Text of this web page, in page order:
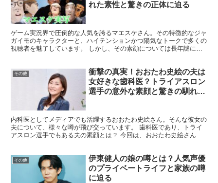
れた素性と驚きの正体に迫る
ゲーム実況界で圧倒的な人気を誇るマエスケさん。その特徴的なジャ
ガイモのキャラクターと、ハイテンションかつ陽気なトークで多くの
視聴者を魅了しています。 しかし、その素顔については長年謎に包
その他
衝撃の真実！おおたわ史絵の夫は
女好きな歯科医？トライアスロン
選手の意外な素顔と驚きの馴れ初
内科医としてメディアでも活躍するおおたわ史絵さん。そんな彼女の
夫について、様々な噂が飛び交っています。 歯科医であり、トライ
アスロン選手でもある夫の素顔とは？ 今回は、おおたわ史絵さんの
その他
伊東健人の娘の噂とは？人気声優
のプライベートライフと家族の噂
に迫る